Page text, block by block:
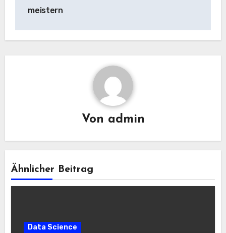
meistern
Von admin
Ähnlicher Beitrag
Data Science